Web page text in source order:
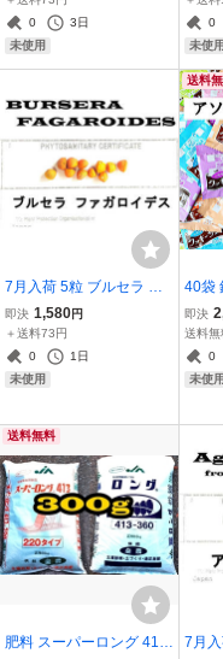
0
3日
未使用
0
未使用
7月入荷 5粒 ブルセラ フ
ァガロイデス BURSERA
FAGAROIDES 種 種子
即決 1,580円
＋送料73円
0
1日
未使用
送料
40袋
やつ
アソ
即決
送料無
0
未使用
送料無料
肥料 スーパーロング 413-
7月